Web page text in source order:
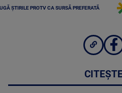
ȘTIRILE PROTV CA SURSĂ PREFERATĂ